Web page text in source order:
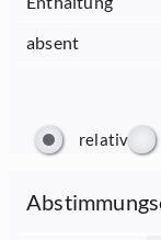
absent
relativ